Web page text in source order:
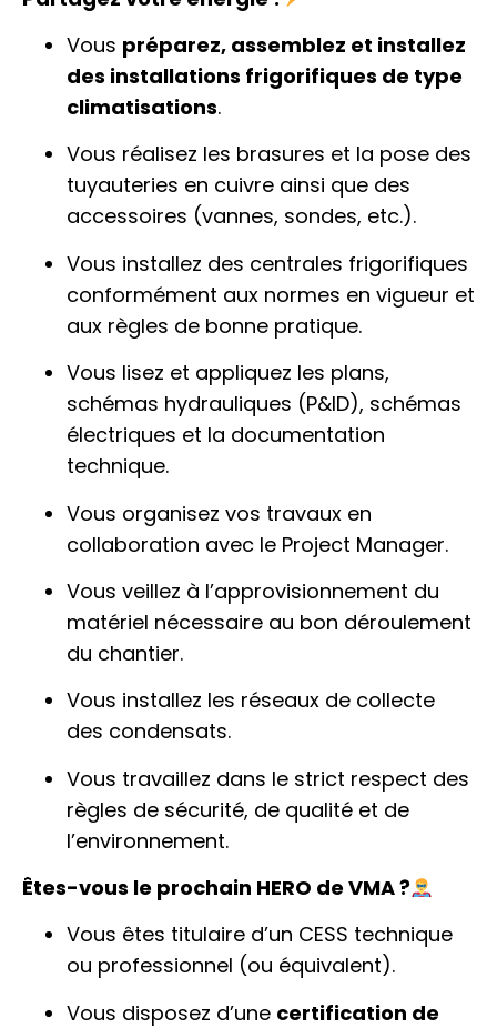
Vous préparez, assemblez et installez
des installations frigorifiques de type
climatisations.
Vous réalisez les brasures et la pose des
tuyauteries en cuivre ainsi que des
accessoires (vannes, sondes, etc.).
Vous installez des centrales frigorifiques
conformément aux normes en vigueur et
aux règles de bonne pratique.
Vous lisez et appliquez les plans,
schémas hydrauliques (P&ID), schémas
électriques et la documentation
technique.
Vous organisez vos travaux en
collaboration avec le Project Manager.
Vous veillez à l’approvisionnement du
matériel nécessaire au bon déroulement
du chantier.
Vous installez les réseaux de collecte
des condensats.
Vous travaillez dans le strict respect des
règles de sécurité, de qualité et de
l’environnement.
Êtes-vous le prochain HERO de VMA ?
Vous êtes titulaire d’un CESS technique
ou professionnel (ou équivalent).
Vous disposez d’une certification de